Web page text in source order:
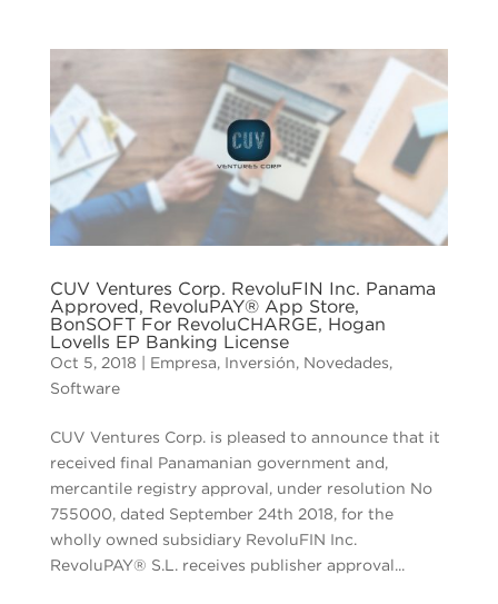
CUV Ventures Corp. RevoluFIN Inc. Panama
Approved, RevoluPAY® App Store,
BonSOFT For RevoluCHARGE, Hogan
Lovells EP Banking License
Oct 5, 2018 Empresa, Inversión, Novedades,
Software
CUV Ventures Corp. is pleased to announce that it
received final Panamanian government and,
mercantile registry approval, under resolution No
755000, dated September 24th 2018, for the
wholly owned subsidiary RevoluFIN Inc.
RevoluPAY® S.L. receives publisher approval...